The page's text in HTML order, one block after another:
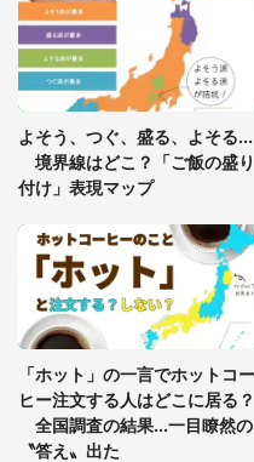
「ゾワゾワす
グっちゃって
座布団だろ」
っ暗な道で遭難
を求めると、
「孫にあげる
真夏の山道で
（山口県・30
よそう、つぐ、盛る、よそる...
境界線はどこ？「ご飯の盛り
付け」表現マップ
「ホット」の一言でホットコー
ヒー注文する人はどこに居る？
全国調査の結果...一目瞭然の
〝答え〟出た